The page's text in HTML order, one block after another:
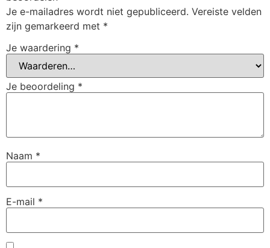
Je e-mailadres wordt niet gepubliceerd. Vereiste velden
zijn gemarkeerd met *
Je waardering *
Je beoordeling *
Naam *
E-mail *